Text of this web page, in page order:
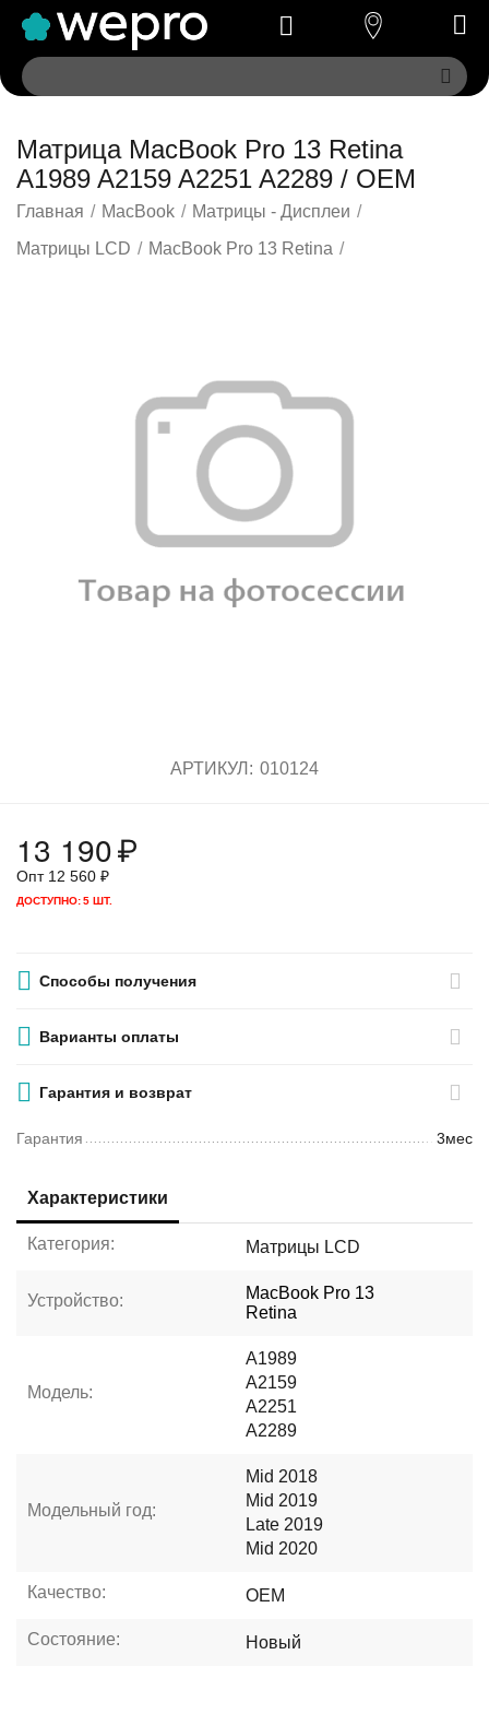
Матрица MacBook Pro 13 Retina
A1989 A2159 A2251 A2289 / OEM
Главная / MacBook / Матрицы - Дисплеи /
Матрицы LCD / MacBook Pro 13 Retina /
АРТИКУЛ: 010124
13 190₽
Опт 12 560 ₽
ДОСТУПНО:5 ШТ.
Способы получения
Варианты оплаты
Гарантия и возврат
Гарантия 3мес
Характеристики
Категория: Матрицы LCD
Устройство:
MacBook Pro 13
Retina
Модель:
A1989
A2159
A2251
A2289
Модельный год:
Mid 2018
Mid 2019
Late 2019
Mid 2020
Качество: OEM
Состояние: Новый